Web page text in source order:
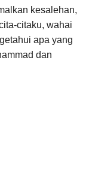
kesalehan,
citaku, wahai
apa yang
dan